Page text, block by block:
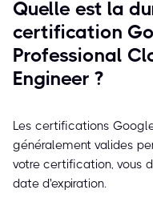
Quelle est la
certification
Professional
Engineer ?
Les certifications
généralement valides
votre certification, vous
date d'expiration.